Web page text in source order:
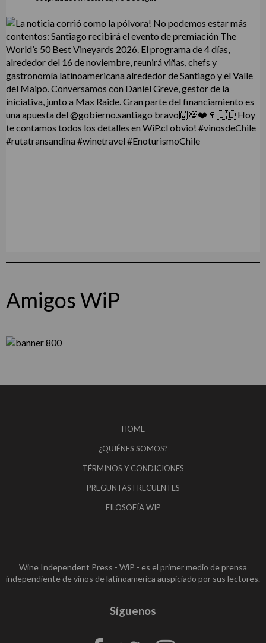
Amigos WiP
HOME
¿QUIÉNES SOMOS?
TÉRMINOS Y CONDICIONES
PREGUNTAS FRECUENTES
FILOSOFÍA WIP
Wine Independent Press - WiP - es el primer medio de prensa
independiente de vinos de latinoamerica auspiciado por sus lectores.
Síguenos